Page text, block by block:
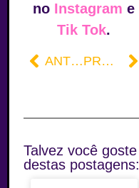
no Instagram e
Tik Tok.
ANTERIOR PRÓXIMO
Talvez você goste
destas postagens: